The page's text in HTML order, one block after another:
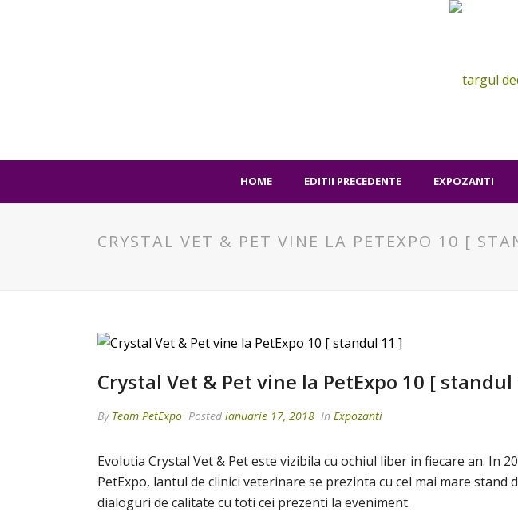
HOME EDITII PRECEDENTE EXPOZANTI
CRYSTAL VET & PET VINE LA PETEXPO 10 [
Crystal Vet & Pet vine la PetExpo 10 [ standul
By Team PetExpo Posted ianuarie 17, 2018 In Expozanti
Evolutia Crystal Vet & Pet este vizibila cu ochiul liber in fiecare an. In
PetExpo, lantul de clinici veterinare se prezinta cu cel mai mare
dialoguri de calitate cu toti cei prezenti la eveniment.